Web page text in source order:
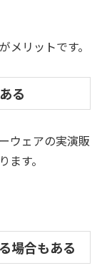
リットです。
る
ウェアの実演販
す。
場合もある